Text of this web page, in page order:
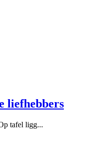
liefhebbers
tafel ligg...